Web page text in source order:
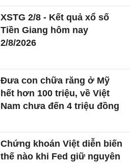
XSTG 2/8 - Kết quả xổ số
Tiền Giang hôm nay
2/8/2026
Đưa con chữa răng ở Mỹ
hết hơn 100 triệu, về Việt
Nam chưa đến 4 triệu đồng
Chứng khoán Việt diễn biến
thế nào khi Fed giữ nguyên